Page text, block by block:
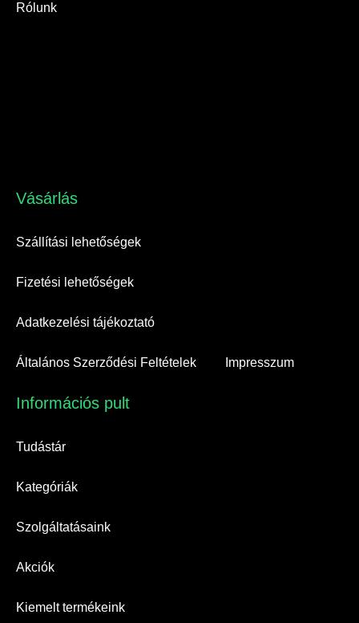
Rólunk
Vásárlás​
Szállítási lehetőségek
Fizetési lehetőségek
Adatkezelési tájékoztató
Általános Szerződési Feltételek Impresszum
Információs pult​
Tudástár
Kategóriák
Szolgáltatásaink
Akciók
Kiemelt termékeink